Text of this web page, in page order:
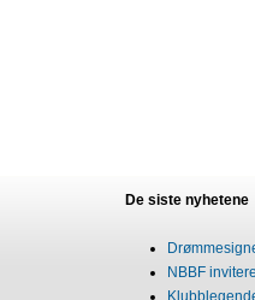
De siste nyhetene
NBBF